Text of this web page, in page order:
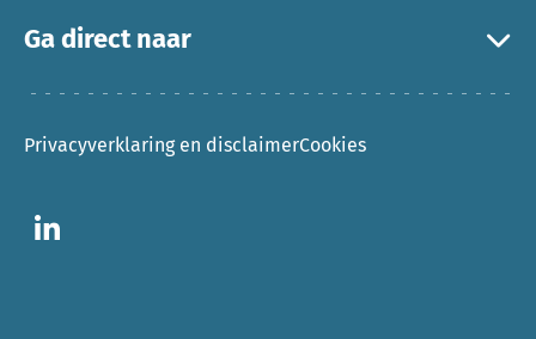
Ga direct naar
Privacyverklaring en disclaimerCookies
Ga naar LinkedIn